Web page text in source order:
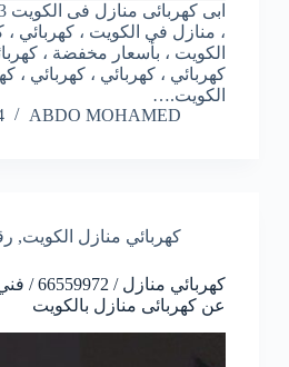
، منازل في الكويت ، كهربائي ،
الكويت ، بأسعار مخفضة ،
كهربائي ، كهربائي ، كهربائي ،
الكويت.…
ABDO MOHAMED
كهربائي منازل الكويت,
كهربائي
عن كهربائى منازل بالكويت